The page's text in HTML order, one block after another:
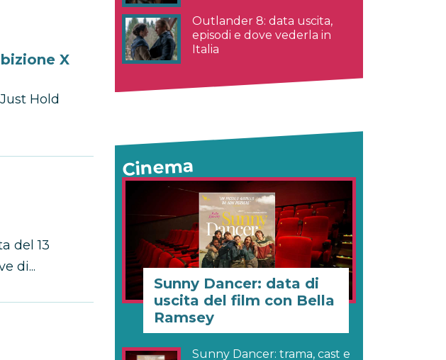
X
Hold
del 13
di...
Outlander 8: data uscita,
episodi e dove vederla in
Italia
Cinema
Sunny Dancer: data di
uscita del film con Bella
Ramsey
Sunny Dancer: trama, cast e